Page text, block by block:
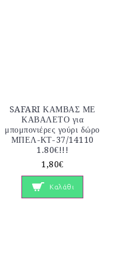
SAFARI ΚΑΜΒΑΣ ΜΕ
ΚΑΒΑΛΕΤΟ για
μπομπονιέρες γούρι δώρο
ΜΠΕΛ-ΚΤ-37/14110
1.80€!!!
1,80€
Καλάθι